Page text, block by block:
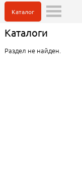
Каталог
Каталоги
Раздел не найден.